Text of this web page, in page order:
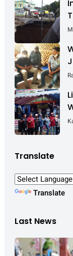
Translate
Translate
Last News